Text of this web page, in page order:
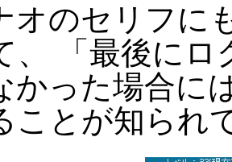
オのセリフに
、 「最後に
かった場合に
ことが知られ